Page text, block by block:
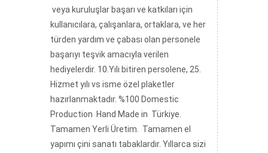
veya kuruluşlar başarı ve katkıları için
kullanıcılara, çalışanlara, ortaklara, ve her
türden yardım ve çabası olan personele
başarıyı teşvik amacıyla verilen
hediyelerdir. 10.Yılı bitiren persolene, 25.
Hizmet yılı vs isme özel plaketler
hazırlanmaktadır. %100 Domestic
Production Hand Made in Türkiye.
Tamamen Yerli Üretim. Tamamen el
yapımı çini sanatı tabaklardır. Yıllarca sizi